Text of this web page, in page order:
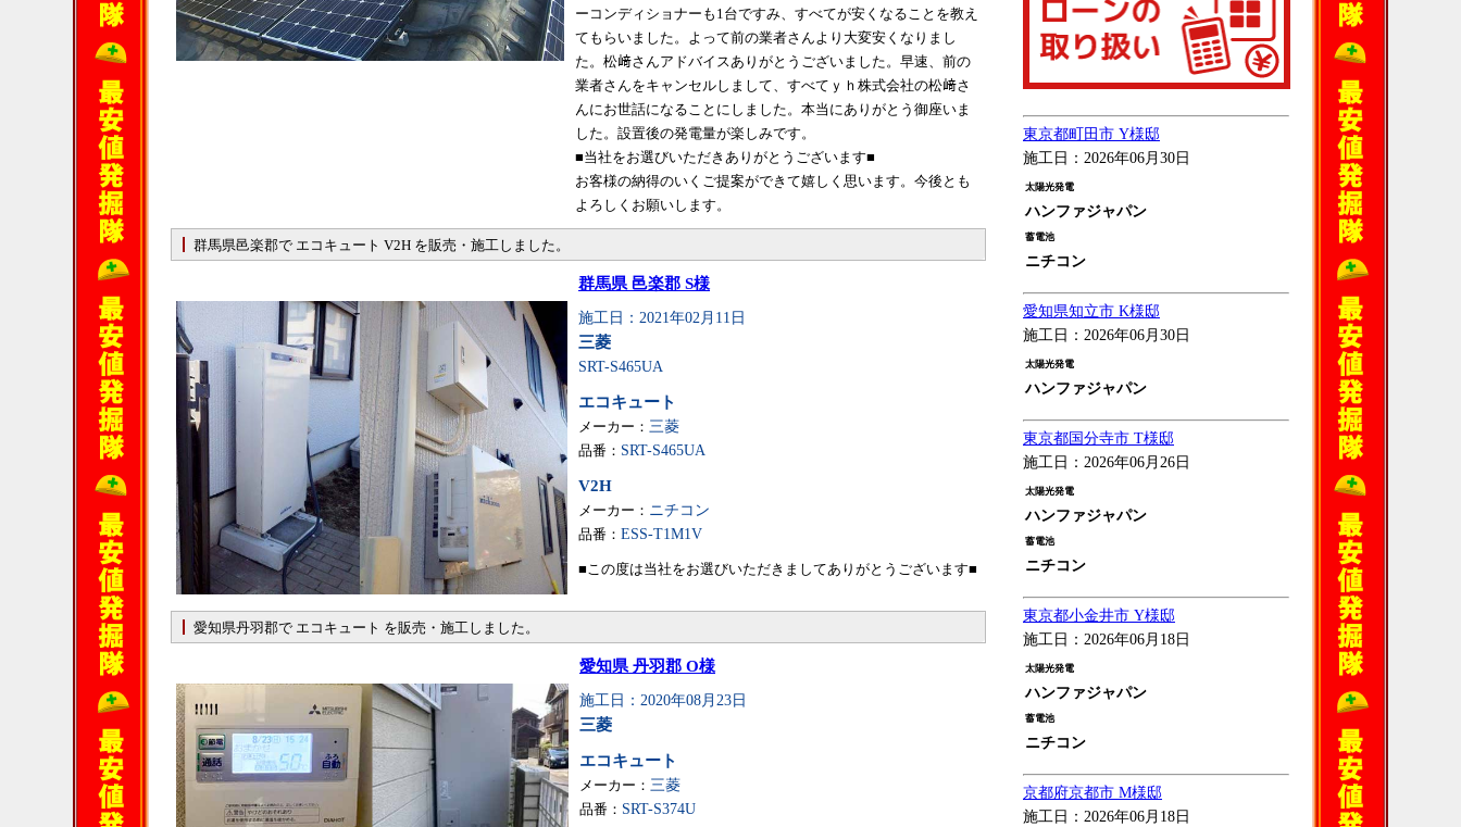
ーコンディショナーも1台ですみ、すべてが安くなることを教え
てもらいました。よって前の業者さんより大変安くなりまし
た。松﨑さんアドバイスありがとうございました。早速、前の
業者さんをキャンセルしまして、すべてｙｈ株式会社の松﨑さ
んにお世話になることにしました。本当にありがとう御座いま
した。設置後の発電量が楽しみです。
■当社をお選びいただきありがとうございます■
お客様の納得のいくご提案ができて嬉しく思います。今後とも
よろしくお願いします。
群馬県邑楽郡で エコキュート V2H を販売・施工しました。
群馬県 邑楽郡 S様
施工日：2021年02月11日
三菱
SRT-S465UA
エコキュート
メーカー： 三菱
品番： SRT-S465UA
V2H
メーカー： ニチコン
品番： ESS-T1M1V
■この度は当社をお選びいただきましてありがとうございます■
愛知県丹羽郡で エコキュート を販売・施工しました。
愛知県 丹羽郡 O様
施工日：2020年08月23日
三菱
エコキュート
メーカー： 三菱
品番： SRT-S374U
東京都町田市 Y様邸
施工日：2026年06月30日
太陽光発電
ハンファジャパン
蓄電池
ニチコン
愛知県知立市 K様邸
施工日：2026年06月30日
太陽光発電
ハンファジャパン
東京都国分寺市 T様邸
施工日：2026年06月26日
太陽光発電
ハンファジャパン
蓄電池
ニチコン
東京都小金井市 Y様邸
施工日：2026年06月18日
太陽光発電
ハンファジャパン
蓄電池
ニチコン
京都府京都市 M様邸
施工日：2026年06月18日